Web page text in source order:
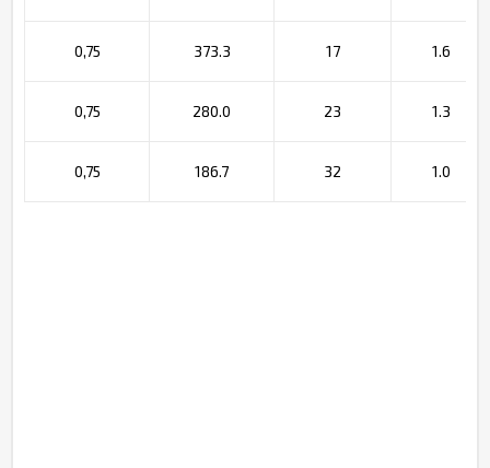
0,75 373.3 17 1.6
0,75 280.0 23 1.3
0,75 186.7 32 1.0